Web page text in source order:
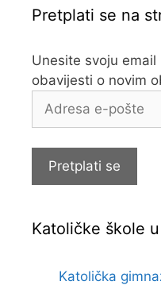
Pretplati se na
Unesite svoju
obavijesti o novim
e-
Pretplati se
Katoličke škole
Katolička